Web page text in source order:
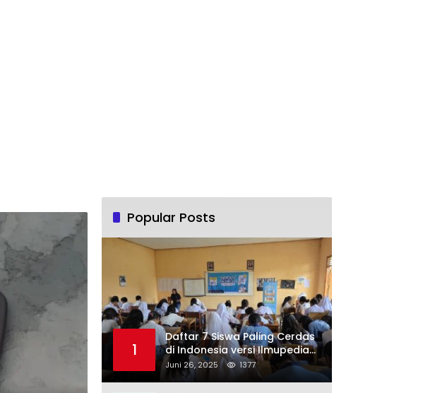
Popular Posts
1
Daftar 7 Siswa Paling Cerdas
di Indonesia versi Ilmupedia
Tryout UTBK 2025
Juni 26, 2025 1377